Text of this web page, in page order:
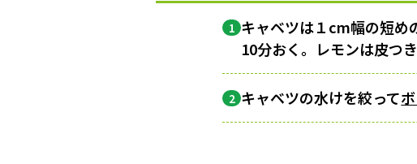
1 キャベツは１cm幅の短め
10分おく。レモンは皮つ
2 キャベツの水けを絞って